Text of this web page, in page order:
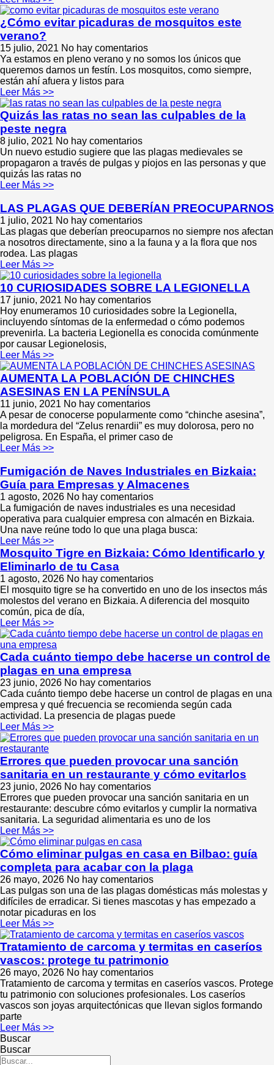
¿Cómo evitar picaduras de mosquitos este
verano?
15 julio, 2021 No hay comentarios
Ya estamos en pleno verano y no somos los únicos que
queremos darnos un festín. Los mosquitos, como siempre,
están ahí afuera y listos para
Leer Más >>
Quizás las ratas no sean las culpables de la
peste negra
8 julio, 2021 No hay comentarios
Un nuevo estudio sugiere que las plagas medievales se
propagaron a través de pulgas y piojos en las personas y que
quizás las ratas no
Leer Más >>
LAS PLAGAS QUE DEBERÍAN PREOCUPARNOS
1 julio, 2021 No hay comentarios
Las plagas que deberían preocuparnos no siempre nos afectan
a nosotros directamente, sino a la fauna y a la flora que nos
rodea. Las plagas
Leer Más >>
10 CURIOSIDADES SOBRE LA LEGIONELLA
17 junio, 2021 No hay comentarios
Hoy enumeramos 10 curiosidades sobre la Legionella,
incluyendo síntomas de la enfermedad o cómo podemos
prevenirla. La bacteria Legionella es conocida comúnmente
por causar Legionelosis,
Leer Más >>
AUMENTA LA POBLACIÓN DE CHINCHES
ASESINAS EN LA PENÍNSULA
11 junio, 2021 No hay comentarios
A pesar de conocerse popularmente como “chinche asesina”,
la mordedura del “Zelus renardii” es muy dolorosa, pero no
peligrosa. En España, el primer caso de
Leer Más >>
Fumigación de Naves Industriales en Bizkaia:
Guía para Empresas y Almacenes
1 agosto, 2026 No hay comentarios
La fumigación de naves industriales es una necesidad
operativa para cualquier empresa con almacén en Bizkaia.
Una nave reúne todo lo que una plaga busca:
Leer Más >>
Mosquito Tigre en Bizkaia: Cómo Identificarlo y
Eliminarlo de tu Casa
1 agosto, 2026 No hay comentarios
El mosquito tigre se ha convertido en uno de los insectos más
molestos del verano en Bizkaia. A diferencia del mosquito
común, pica de día,
Leer Más >>
Cada cuánto tiempo debe hacerse un control de
plagas en una empresa
23 junio, 2026 No hay comentarios
Cada cuánto tiempo debe hacerse un control de plagas en una
empresa y qué frecuencia se recomienda según cada
actividad. La presencia de plagas puede
Leer Más >>
Errores que pueden provocar una sanción
sanitaria en un restaurante y cómo evitarlos
23 junio, 2026 No hay comentarios
Errores que pueden provocar una sanción sanitaria en un
restaurante: descubre cómo evitarlos y cumplir la normativa
sanitaria. La seguridad alimentaria es uno de los
Leer Más >>
Cómo eliminar pulgas en casa en Bilbao: guía
completa para acabar con la plaga
26 mayo, 2026 No hay comentarios
Las pulgas son una de las plagas domésticas más molestas y
difíciles de erradicar. Si tienes mascotas y has empezado a
notar picaduras en los
Leer Más >>
Tratamiento de carcoma y termitas en caseríos
vascos: protege tu patrimonio
26 mayo, 2026 No hay comentarios
Tratamiento de carcoma y termitas en caseríos vascos. Protege
tu patrimonio con soluciones profesionales. Los caseríos
vascos son joyas arquitectónicas que llevan siglos formando
parte
Leer Más >>
Buscar
Buscar